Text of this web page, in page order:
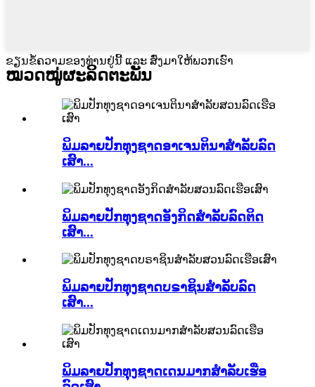
ຂຽນຂໍ້ຄວາມຂອງທ່ານຢູ່ນີ້ ແລະ ສົ່ງມາໃຫ້ພວກເຮົາ
ໝວດໝູ່ຜະລິດຕະພັນ
ພິມລາຍປັກທຸງຊາດອາເຈນຕິນາສຳລັບລົດ
ເສົາ...
ພິມລາຍປັກທຸງຊາດອັງກິດສຳລັບລົດຕິດ
ເສົາ...
ພິມລາຍປັກທຸງຊາດບຣາຊິນສຳລັບລົດ
ເສົາ...
ພິມລາຍປັກທຸງຊາດເດນມາກສຳລັບເຮືອ